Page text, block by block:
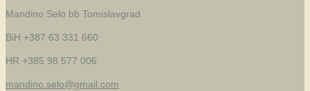
Mandino Selo bb Tomislavgrad
BiH +387 63 331 660
HR +385 98 577 006
mandino.selo@gmail.com